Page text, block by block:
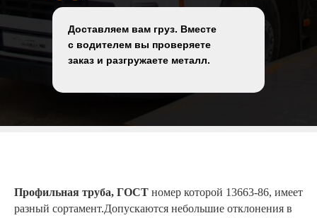
Доставляем вам груз. Вместе
с водителем вы проверяете
заказ и разгружаете металл.
Профильная труба, ГОСТ номер которой 13663-86, имеет
разный сортамент.Допускаются небольшие отклонения в